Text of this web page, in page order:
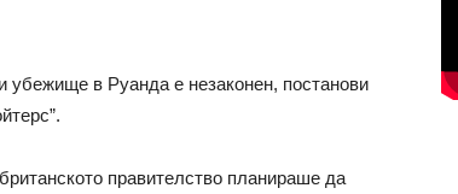
убежище в Руанда е незаконен, постанови
правителство планираше да